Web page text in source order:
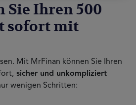
Sie Ihren 500
sofort mit
Mit MrFinan können Sie Ihren
sicher und unkompliziert
wenigen Schritten: